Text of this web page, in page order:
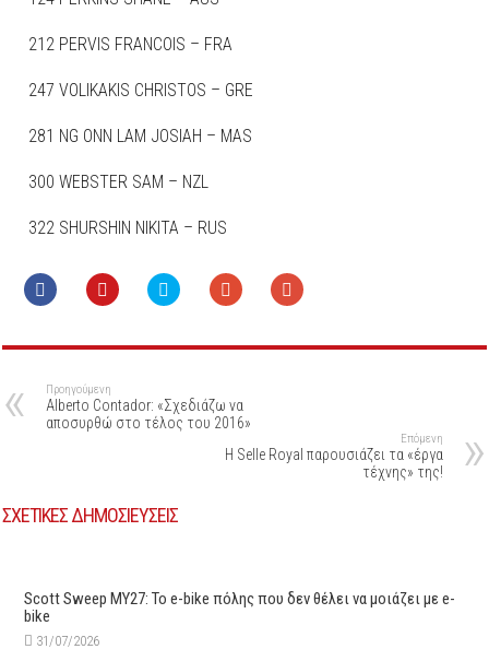
212 PERVIS FRANCOIS – FRA
247 VOLIKAKIS CHRISTOS – GRE
281 NG ONN LAM JOSIAH – MAS
300 WEBSTER SAM – NZL
322 SHURSHIN NIKITA – RUS
Προηγούμενη
Alberto Contador: «Σχεδιάζω να
αποσυρθώ στο τέλος του 2016»
Επόμενη
Η Selle Royal παρουσιάζει τα «έργα
τέχνης» της!
ΣΧΕΤΙΚΕΣ ΔΗΜΟΣΙΕΥΣΕΙΣ
Scott Sweep MY27: Το e-bike πόλης που δεν θέλει να μοιάζει με e-
bike
31/07/2026